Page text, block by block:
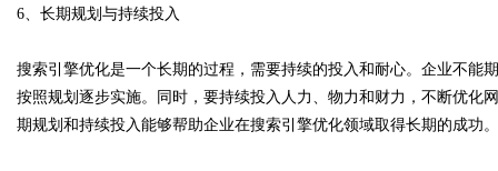
6、长期规划与持续投入
搜索引擎优化是一个长期的过程，需要持续的投入和耐心。企业不能
按照规划逐步实施。同时，要持续投入人力、物力和财力，不断优化
期规划和持续投入能够帮助企业在搜索引擎优化领域取得长期的成功。